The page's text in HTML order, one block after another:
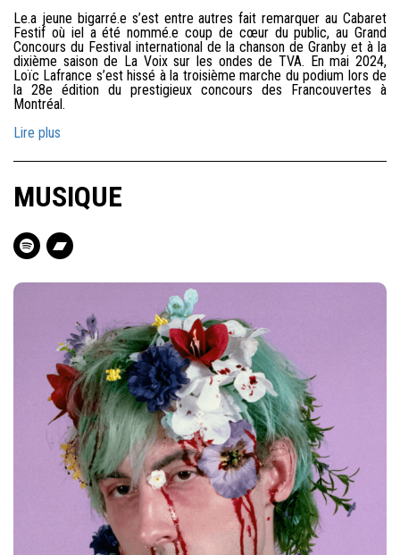
Le.a jeune bigarré.e s’est entre autres fait remarquer au Cabaret
Festif où iel a été nommé.e coup de cœur du public, au Grand
Concours du Festival international de la chanson de Granby et à la
dixième saison de La Voix sur les ondes de TVA. En mai 2024,
Loïc Lafrance s’est hissé à la troisième marche du podium lors de
la 28e édition du prestigieux concours des Francouvertes à
Montréal.
Lire plus
MUSIQUE